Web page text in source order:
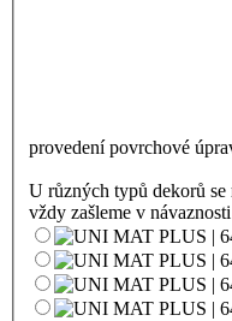
provedení povrchové
U různých typů dekorů
vždy zašleme v